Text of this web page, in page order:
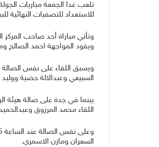
تلعب غدا الجمعة مباريات
للاستعداد للتصفيات النهائية
ويقود المواجهة احمد الصالح
السبيعي وعبدالالة حضية
اللقاء محمد المرزوق
السعران ومازن الاسمري.